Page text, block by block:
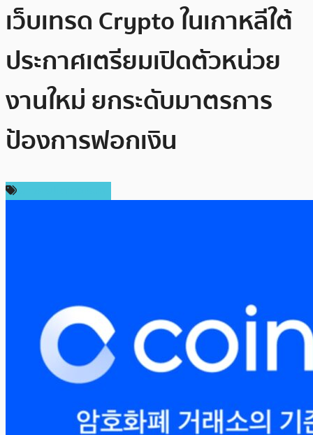
เว็บเทรด Crypto ในเกาหลีใต้
ประกาศเตรียมเปิดตัวหน่วย
งานใหม่ ยกระดับมาตรการ
ป้องการฟอกเงิน